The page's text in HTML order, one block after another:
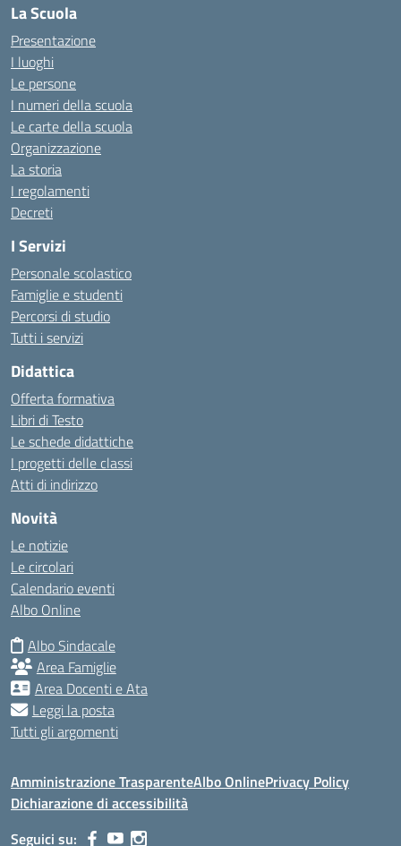
La Scuola
Presentazione
I luoghi
Le persone
I numeri della scuola
Le carte della scuola
Organizzazione
La storia
I regolamenti
Decreti
I Servizi
Personale scolastico
Famiglie e studenti
Percorsi di studio
Tutti i servizi
Didattica
Offerta formativa
Libri di Testo
Le schede didattiche
I progetti delle classi
Atti di indirizzo
Novità
Le notizie
Le circolari
Calendario eventi
Albo Online
Albo Sindacale
Area Famiglie
Area Docenti e Ata
Leggi la posta
Tutti gli argomenti
Amministrazione TrasparenteAlbo OnlinePrivacy Policy
Dichiarazione di accessibilità
Seguici su: